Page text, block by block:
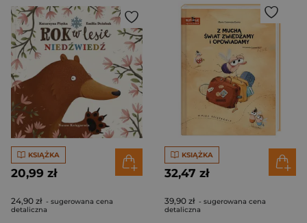
KSIĄŻKA
20,99 zł
24,90 zł - sugerowana cena
detaliczna
KSIĄŻKA
32,47 zł
39,90 zł - sugerowana cena
detaliczna